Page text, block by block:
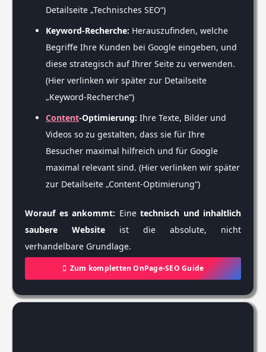
Detailseite „Technisches SEO“)
Keyword-Recherche: Herauszufinden, welche
Begriffe Ihre Kunden bei Google eingeben, und
diese strategisch auf Ihrer Seite zu verwenden.
(Hier verlinken wir später zur Detailseite
„Keyword-Recherche“)
Content-Optimierung: Ihre Texte, Bilder und
Videos so zu gestalten, dass sie für Ihre
Besucher maximal hilfreich und für Google
maximal relevant sind. (Hier verlinken wir später
zur Detailseite „Content-Optimierung“)
Worauf es ankommt: Eine technisch und inhaltlich
saubere Website ist die absolute, nicht
verhandelbare Grundlage.
Zum kompletten OnPage-SEO Guide